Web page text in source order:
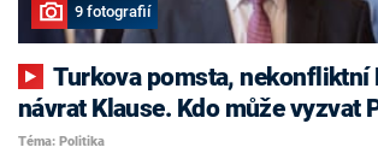
9 fotografií
Turkova pomsta, nekonfliktní Havlíček i
návrat Klause. Kdo může vyzvat
Téma: Politika